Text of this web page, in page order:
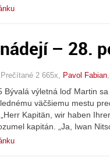
– 28.
2 665x, Pavol Fabian
Bývalá výletná loď Martin
väčšiemu mestu
Kapitän, wir haben
kapitán. „Ja, Iwan